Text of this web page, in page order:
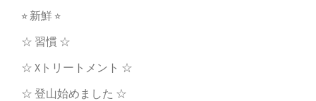
⭐︎ 新鮮 ⭐︎
☆ 習慣 ☆
☆ Xトリートメント ☆
☆ 登山始めました ☆